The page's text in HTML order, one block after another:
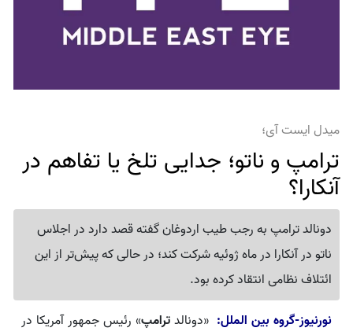
میدل ایست آی؛
ترامپ و ناتو؛ جدایی تلخ یا تفاهم در
آنکارا؟
دونالد ترامپ به رجب طیب اردوغان گفته قصد دارد در اجلاس
ناتو در آنکارا در ماه ژوئیه شرکت کند؛ در حالی که پیش‌تر از این
ائتلاف نظامی انتقاد کرده بود.
نورنیوز-گروه بین الملل: «دونالدترامپ» رئیس جمهور آمریکا در